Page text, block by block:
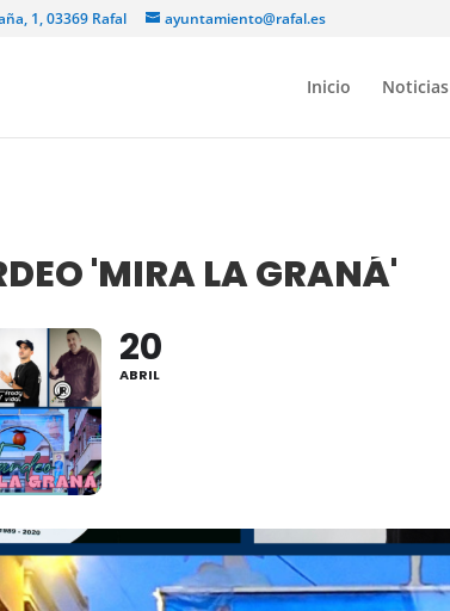
1, 03369 Rafal ayuntamiento@rafal.es
Inicio Noticias
'MIRA LA GRANÁ'
20
ABRIL